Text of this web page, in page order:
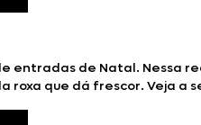
entradas de Natal.
roxa que dá frescor. Veja a